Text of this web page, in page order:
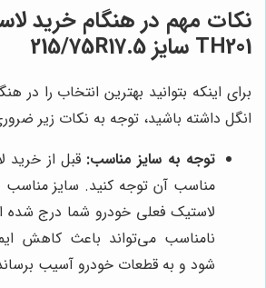
نکات مهم در هنگام خرید
TH201 سایز 215/75R17.5
برای اینکه بتوانید بهترین انتخاب را در
انگل داشته باشید، توجه به نکات زیر
توجه به سایز مناسب: قبل از خرید
مناسب آن توجه کنید. سایز مناسب
لاستیک فعلی خودرو شما درج شده
نامناسب می‌تواند باعث کاهش
شود و به قطعات خودرو آسیب